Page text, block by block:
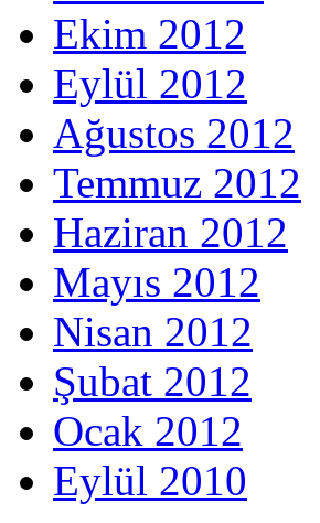
Ekim 2012
Eylül 2012
Ağustos 2012
Temmuz 2012
Haziran 2012
Mayıs 2012
Nisan 2012
Şubat 2012
Ocak 2012
Eylül 2010